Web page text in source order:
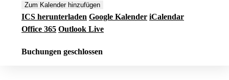
Zum Kalender hinzufügen
ICS herunterladen Google Kalender iCalendar
Office 365 Outlook Live
Buchungen geschlossen